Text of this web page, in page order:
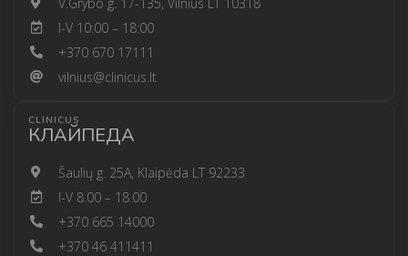
I-V 10:00 – 18:00
+370 670 17111
vilnius@clinicus.lt
CLINICUS
КЛАЙПЕДА
Šaulių g. 25A, Klaipėda LT 92233
I-V 8.00 – 18.00
+370 665 14000
+370 46 411411